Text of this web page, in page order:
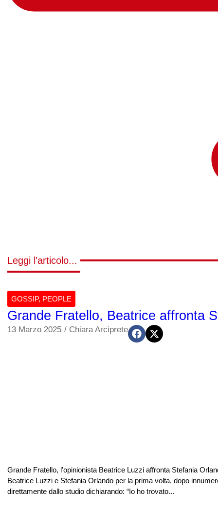
Leggi l'articolo...
GOSSIP, PEOPLE
Grande Fratello, Beatrice affronta
13 Marzo 2025 / Chiara Arciprete
Grande Fratello, l’opinionista Beatrice Luzzi affronta Stefania
Beatrice Luzzi e Stefania Orlando per la prima volta, dopo
direttamente dallo studio dichiarando: “Io ho trovato...